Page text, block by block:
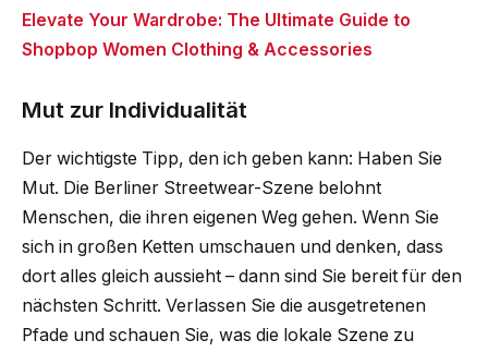
Elevate Your Wardrobe: The Ultimate Guide to
Shopbop Women Clothing & Accessories
Mut zur Individualität
Der wichtigste Tipp, den ich geben kann: Haben Sie
Mut. Die Berliner Streetwear-Szene belohnt
Menschen, die ihren eigenen Weg gehen. Wenn Sie
sich in großen Ketten umschauen und denken, dass
dort alles gleich aussieht – dann sind Sie bereit für den
nächsten Schritt. Verlassen Sie die ausgetretenen
Pfade und schauen Sie, was die lokale Szene zu